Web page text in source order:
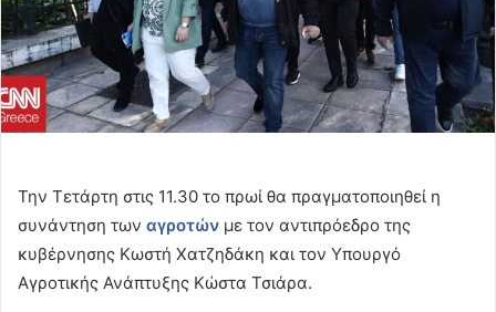
Την Τετάρτη στις 11.30 το πρωί θα πραγματοποιηθεί η
συνάντηση των αγροτών με τον αντιπρόεδρο της
κυβέρνησης Κωστή Χατζηδάκη και τον Υπουργό
Αγροτικής Ανάπτυξης Κώστα Τσιάρα.